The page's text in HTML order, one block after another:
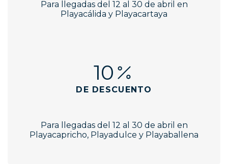
Para llegadas del 12 al 30 de abril en
Playacálida y Playacartaya
10
DE DESCUENTO
Para llegadas del 12 al 30 de abril en
Playacapricho, Playadulce y Playaballena